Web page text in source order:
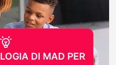
DI MAD PER